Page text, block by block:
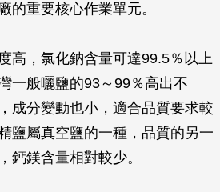
的重要核心作業單元。
高，氯化鈉含量可達99.5％以上
一般曬鹽的93～99％高出不
成分變動也小，適合品質要求較
鹽屬真空鹽的一種，品質的另一
鈣鎂含量相對較少。